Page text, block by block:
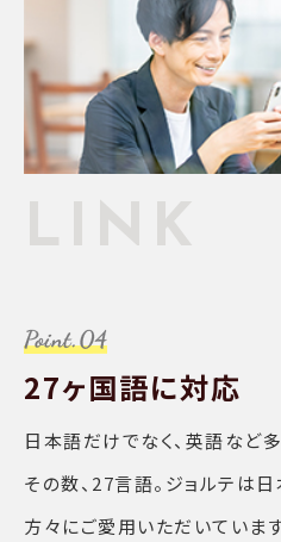
LINK
27ヶ国語に対応
日本語だけでなく、英語など
その数、27言語。ジョルテは
方々にご愛用いただいています